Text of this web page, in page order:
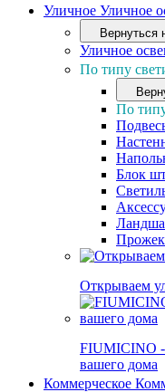
Уличное Уличное
Вернуться
Уличное
По типу
По
Блок
Открываем
FIUMICINO -
вашего дома
Коммерческое